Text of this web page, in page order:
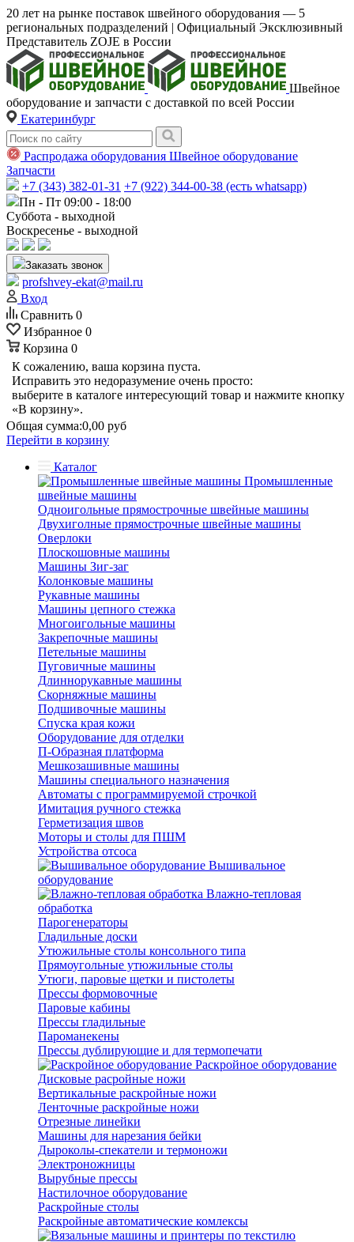
20 лет на рынке поставок швейного оборудования — 5
региональных подразделений | Официальный Эксклюзивный
Представитель ZOJE в России
Швейное
оборудование и запчасти с доставкой по всей России
Екатеринбург
Распродажа оборудования Швейное оборудование
Запчасти
+7 (343) 382-01-31 +7 (922) 344-00-38 (есть whatsapp)
Пн - Пт 09:00 - 18:00
Суббота - выходной
Воскресенье - выходной
Заказать звонок
profshvey-ekat@mail.ru
Вход
Сравнить 0
Избранное 0
Корзина 0
К сожалению, ваша корзина пуста.
Исправить это недоразумение очень просто:
выберите в каталоге интересующий товар и нажмите кнопку
«В корзину».
Общая сумма:0,00 руб
Перейти в корзину
Каталог
Промышленные
швейные машины
Одноигольные прямострочные швейные машины
Двухиголные прямострочные швейные машины
Оверлоки
Плоскошовные машины
Машины Зиг-заг
Колонковые машины
Рукавные машины
Машины цепного стежка
Многоигольные машины
Закрепочные машины
Петельные машины
Пуговичные машины
Длиннорукавные машины
Скорняжные машины
Подшивочные машины
Спуска края кожи
Оборудование для отделки
П-Образная платформа
Мешкозашивные машины
Машины специального назначения
Автоматы с программируемой строчкой
Имитация ручного стежка
Герметизация швов
Моторы и столы для ПШМ
Устройства отсоса
Вышивальное
оборудование
Влажно-тепловая
обработка
Парогенераторы
Гладильные доски
Утюжильные столы консольного типа
Прямоугольные утюжильные столы
Утюги, паровые щетки и пистолеты
Прессы формовочные
Паровые кабины
Прессы гладильные
Пароманекены
Прессы дублирующие и для термопечати
Раскройное оборудование
Дисковые расройные ножи
Вертикальные раскройные ножи
Ленточные раскройные ножи
Отрезные линейки
Машины для нарезания бейки
Дыроколы-спекатели и термоножи
Электроножницы
Вырубные прессы
Настилочное оборудование
Раскройные столы
Раскройные автоматические комлексы